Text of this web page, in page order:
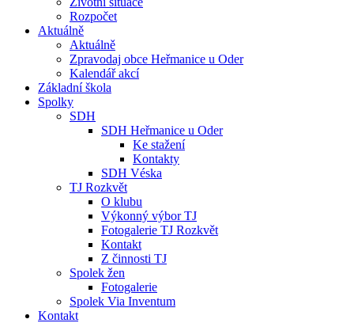
Rozpočet
Aktuálně
Aktuálně
Zpravodaj obce Heřmanice u Oder
Kalendář akcí
Základní škola
Spolky
SDH
SDH Heřmanice u Oder
Ke stažení
Kontakty
SDH Véska
TJ Rozkvět
O klubu
Výkonný výbor TJ
Fotogalerie TJ Rozkvět
Kontakt
Z činnosti TJ
Spolek žen
Fotogalerie
Spolek Via Inventum
Kontakt